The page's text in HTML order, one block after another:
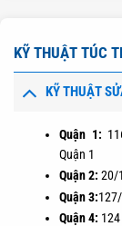
KỸ THUẬT TÚC
KỸ THUẬT
Quận 1:
Quận 1
Quận 2:20/
Quận 3:
Quận 4: